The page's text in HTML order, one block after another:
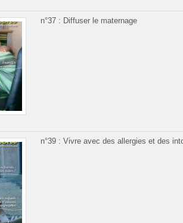
n°37 : Diffuser le maternage
n°39 : Vivre avec des allergies et des